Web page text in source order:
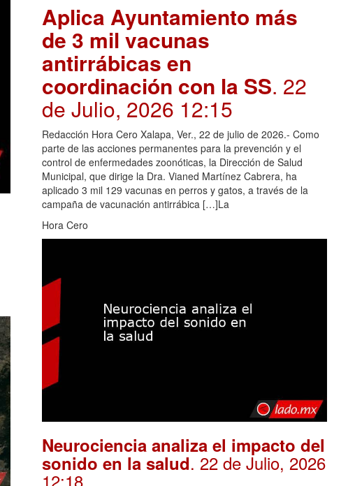
Aplica Ayuntamiento más
de 3 mil vacunas
antirrábicas en
coordinación con la SS. 22
de Julio, 2026 12:15
Redacción Hora Cero Xalapa, Ver., 22 de julio de 2026.- Como
parte de las acciones permanentes para la prevención y el
control de enfermedades zoonóticas, la Dirección de Salud
Municipal, que dirige la Dra. Vianed Martínez Cabrera, ha
aplicado 3 mil 129 vacunas en perros y gatos, a través de la
campaña de vacunación antirrábica […]La
Hora Cero
Neurociencia analiza el impacto del
sonido en la salud. 22 de Julio, 2026
12:18